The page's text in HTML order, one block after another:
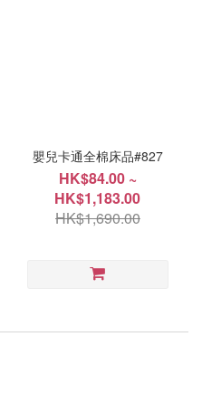
嬰兒卡通全棉床品#827
HK$84.00 ~
HK$1,183.00
HK$1,690.00